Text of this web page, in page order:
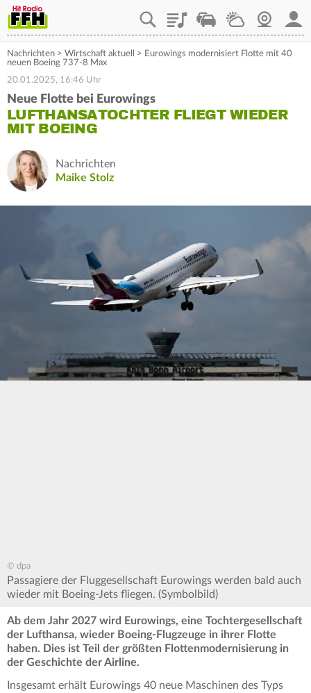
PlaylistStaupilotWetterWebcam
Nachrichten > Wirtschaft aktuell > Eurowings modernisiert Flotte mit 40
neuen Boeing 737-8 Max
20.01.2025, 16:46 Uhr
Neue Flotte bei Eurowings
LUFTHANSATOCHTER FLIEGT WIEDER
MIT BOEING
Nachrichten
Maike Stolz
© dpa
Passagiere der Fluggesellschaft Eurowings werden bald auch
wieder mit Boeing-Jets fliegen. (Symbolbild)
Ab dem Jahr 2027 wird Eurowings, eine Tochtergesellschaft
der Lufthansa, wieder Boeing-Flugzeuge in ihrer Flotte
haben. Dies ist Teil der größten Flottenmodernisierung in
der Geschichte der Airline.
Insgesamt erhält Eurowings 40 neue Maschinen des Typs